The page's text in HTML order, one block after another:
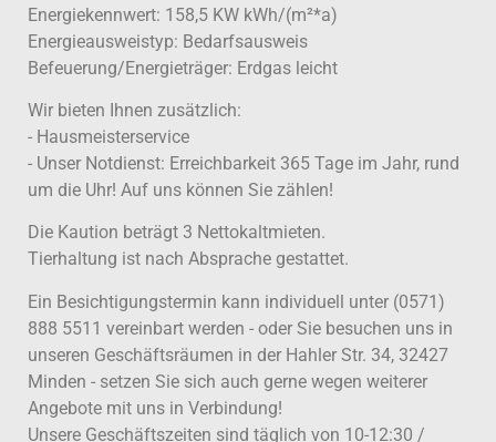
Energiekennwert: 158,5 KW kWh/(m²*a)
Energieausweistyp: Bedarfsausweis
Befeuerung/Energieträger: Erdgas leicht
Wir bieten Ihnen zusätzlich:
- Hausmeisterservice
- Unser Notdienst: Erreichbarkeit 365 Tage im Jahr, rund
um die Uhr! Auf uns können Sie zählen!
Die Kaution beträgt 3 Nettokaltmieten.
Tierhaltung ist nach Absprache gestattet.
Ein Besichtigungstermin kann individuell unter (0571)
888 5511 vereinbart werden - oder Sie besuchen uns in
unseren Geschäftsräumen in der Hahler Str. 34, 32427
Minden - setzen Sie sich auch gerne wegen weiterer
Angebote mit uns in Verbindung!
Unsere Geschäftszeiten sind täglich von 10-12:30 /